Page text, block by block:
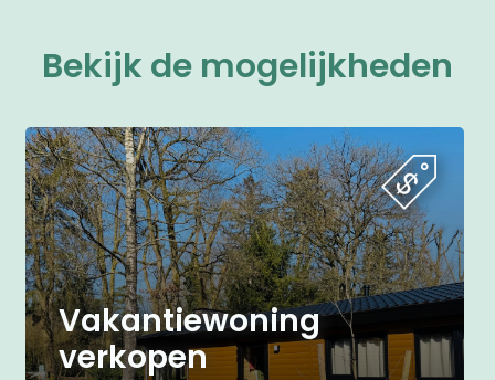
Bekijk de mogelijkheden
Vakantiewoning
verkopen